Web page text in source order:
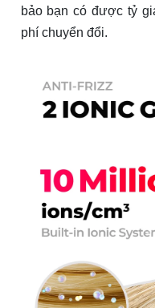
bảo bạn có được tỷ
phí chuyển đổi.